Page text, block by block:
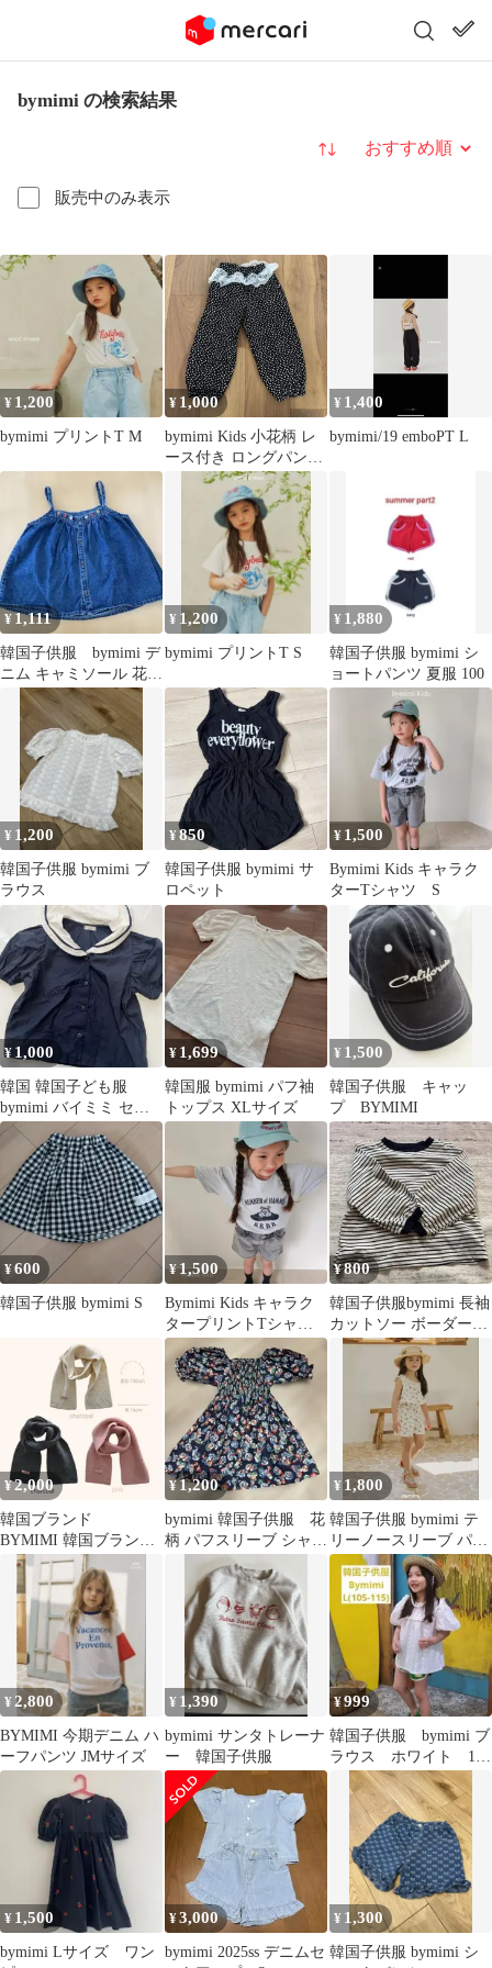
bymimi の検索結果
販売中のみ表示
並び替え
¥ 1,200
bymimi プリントT M
¥ 1,000
bymimi Kids 小花柄 レ
ース付き ロングパンツ
Sサイズ
¥ 1,400
bymimi/19 emboPT L
¥1,111
韓国子供服 bymimi デ
ニム キャミソール 花柄
刺繍入り
¥ 1,200
bymimi プリントT S
¥ 1,880
韓国子供服 bymimi シ
ョートパンツ 夏服 100
¥ 1,200
韓国子供服 bymimi ブ
ラウス
¥850
韓国子供服 bymimi サ
ロペット
¥ 1,500
Bymimi Kids キャラク
ターTシャツ S
¥ 1,000
韓国 韓国子ども服
bymimi バイミミ セー
ラ襟トップス Mサイズ
100㎝
¥ 1,699
韓国服 bymimi パフ袖
トップス XLサイズ
¥ 1,500
韓国子供服 キャッ
プ BYMIMI
¥600
韓国子供服 bymimi S
¥1,500
Bymimi Kids キャラク
タープリントTシャ
ツ L
¥800
韓国子供服bymimi 長袖
カットソー ボーダー柄
Sサイズ
¥ 2,000
韓国ブランド
BYMIMI 韓国ブラン
ド キッズマフラー
子供用マフラー
¥1,200
bymimi 韓国子供服 花
柄 パフスリーブ シャー
リング ワンピース
90cm
¥ 1,800
韓国子供服 bymimi テ
リーノースリーブ パン
ツ セットアップ Mサイ
ズ
¥ 2,800
BYMIMI 今期デニム ハ
ーフパンツ JMサイズ
¥ 1,390
bymimi サンタトレーナ
ー 韓国子供服
¥999
韓国子供服 bymimi ブ
ラウス ホワイト 110
パフスリーブ 半袖
女の子
¥ 1,500
bymimi Lサイズ ワン
¥3,000
bymimi 2025ss デニムセ
¥ 1,300
韓国子供服 bymimi シ